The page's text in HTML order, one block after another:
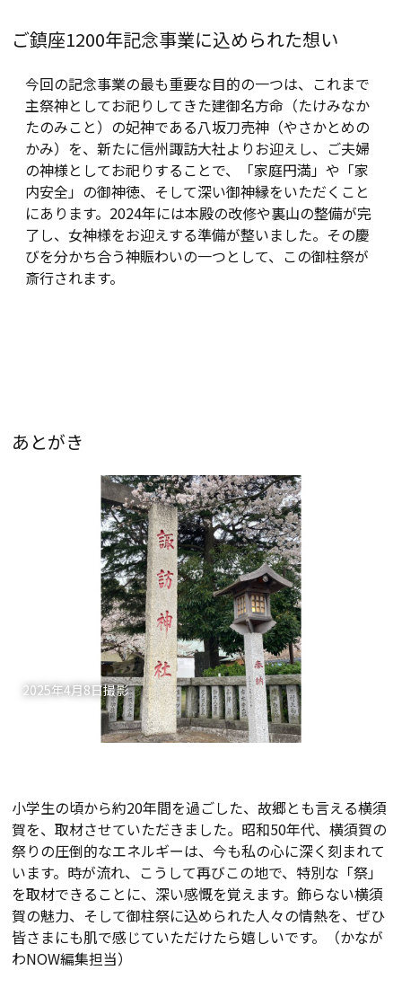
ご鎮座1200年記念事業に込められた想い
今回の記念事業の最も重要な目的の一つは、これまで
主祭神としてお祀りしてきた建御名方命（たけみなか
たのみこと）の妃神である八坂刀売神（やさかとめの
かみ）を、新たに信州諏訪大社よりお迎えし、ご夫婦
の神様としてお祀りすることで、「家庭円満」や「家
内安全」の御神徳、そして深い御神縁をいただくこと
にあります。2024年には本殿の改修や裏山の整備が完
了し、女神様をお迎えする準備が整いました。その慶
びを分かち合う神賑わいの一つとして、この御柱祭が
斎行されます。
あとがき
2025年4月8日撮影
小学生の頃から約20年間を過ごした、故郷とも言える横須
賀を、取材させていただきました。昭和50年代、横須賀の
祭りの圧倒的なエネルギーは、今も私の心に深く刻まれて
います。時が流れ、こうして再びこの地で、特別な「祭」
を取材できることに、深い感慨を覚えます。飾らない横須
賀の魅力、そして御柱祭に込められた人々の情熱を、ぜひ
皆さまにも肌で感じていただけたら嬉しいです。（かなが
わNOW編集担当）